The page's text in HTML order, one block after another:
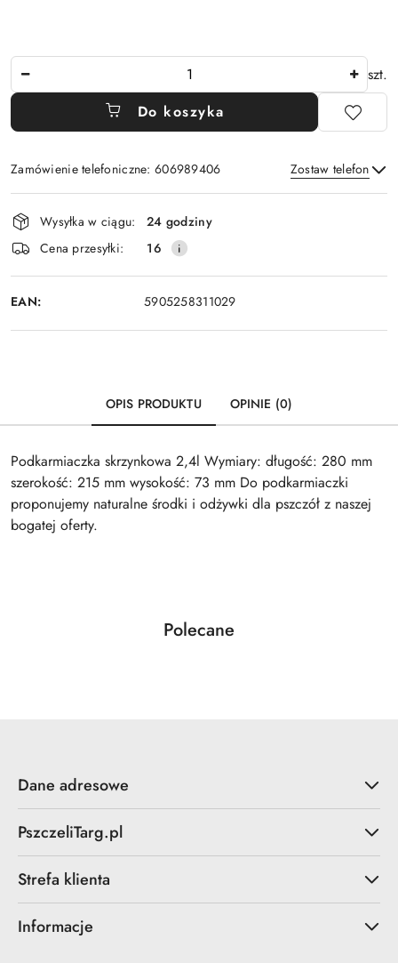
szt.
Do koszyka
Zamówienie telefoniczne: 606989406 Zostaw telefon
Wyślij
Dostępność
i
dostawa
Wysyłka w ciągu:
24 godziny
Cena przesyłki:
16
EAN: 5905258311029
OPIS PRODUKTU OPINIE (0)
Podkarmiaczka skrzynkowa 2,4l Wymiary: długość: 280 mm
szerokość: 215 mm wysokość: 73 mm Do podkarmiaczki
proponujemy naturalne środki i odżywki dla pszczół z naszej
bogatej oferty.
Pomiń karuzelę produktów
Produkty
Polecane
Dane adresowe
PszczeliTarg.pl
Strefa klienta
Informacje